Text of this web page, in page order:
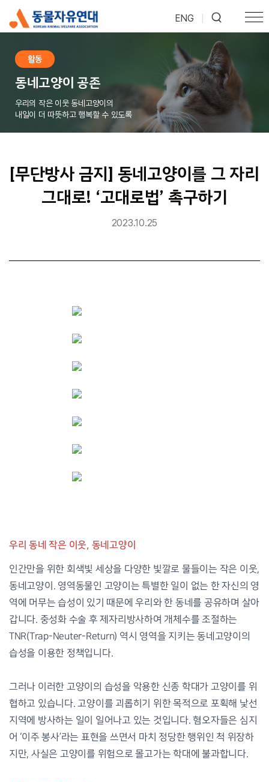
ENG
활동
동네고양이 공존
우리의 작은 이웃 동네고양이의
내일이 더 따뜻하고 행복할 수 있도록
[무단방사 금지] 동네고양이를 그 자리
그대로! ‘고대로법’ 촉구하기
2023.10.25
우리 동네 작은 이웃, 동네고양이
인간만을 위한 회색빛 세상을 다양한 빛깔로 물들이는 작은 이웃,
동네고양이. 영역동물인 고양이는 특별한 일이 없는 한 자신의 영
역에 머무는 습성이 있기 때문에 우리와 한 동네를 공유하며 살아
갑니다. 중성화 수술 후 제자리방사하여 개체수를 조절하는
TNR(Trap-Neuter-Return) 역시 영역을 지키는 동네고양이의
습성을 이용한 정책입니다.
그러나 이러한 고양이의 습성을 악용한 신종 학대가 고양이를 위
협하고 있습니다. 고양이를 괴롭히기 위한 목적으로 포획해 낯선
지역에 방사하는 일이 일어나고 있는 것입니다. 혐오자들은 심지
어 ‘이주 봉사’라는 표현을 쓰면서 마치 정당한 행위인 척 위장하
지만, 사실은 고양이를 위험으로 몰고가는 학대에 불과합니다.